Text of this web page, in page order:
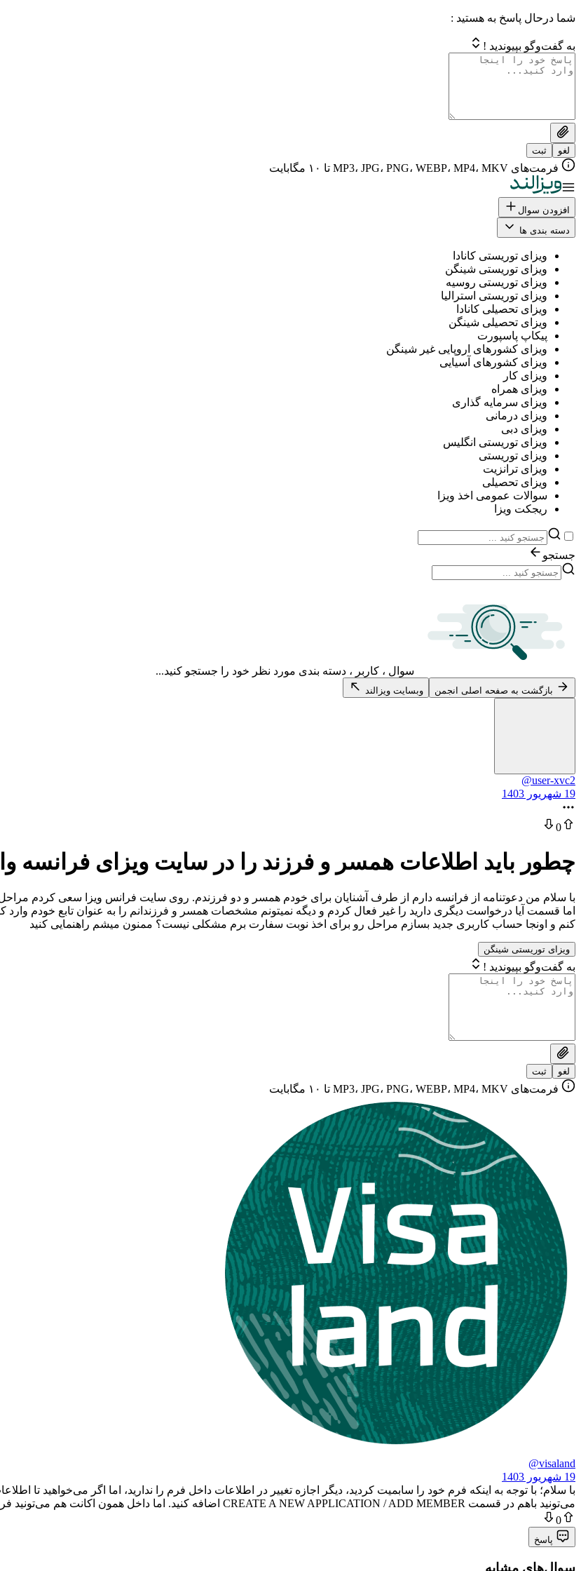
شما درحال پاسخ به هستید :
به گفت‌وگو بپیوندید !
لغو ثبت
فرمت‌های MP3، JPG، PNG، WEBP، MP4، MKV تا ۱۰ مگابایت
افزودن سوال
دسته بندی ها
ویزای توریستی کانادا
ویزای توریستی شینگن
ویزای توریستی روسیه
ویزای توریستی استرالیا
ویزای تحصیلی کانادا
ویزای تحصیلی شینگن
پیکاپ پاسپورت
ویزای کشورهای اروپایی غیر شینگن
ویزای کشورهای آسیایی
ویزای کار
ویزای همراه
ویزای سرمایه گذاری
ویزای درمانی
ویزای دبی
ویزای توریستی انگلیس
ویزای توریستی
ویزای ترانزیت
ویزای تحصیلی
سوالات عمومی اخذ ویزا
ریجکت ویزا
جستجو
سوال ، کاربر ، دسته بندی مورد نظر خود را جستجو کنید...
بازگشت به صفحه اصلی انجمن وبسایت ویزالند
@user-xvc2
19 شهریور 1403
0
چطور باید اطلاعات همسر و فرزند را در سایت ویزای فرانسه
با سلام من دعوتنامه از فرانسه دارم از طرف آشنایان برای خودم همسر و‌ دو فرزندم. روی سایت فرانس ویزا سعی کردم
کنم و اونجا حساب کاربری جدید بسازم ‌‌مراحل رو برای اخذ نوبت سفارت برم مشکلی نیست؟ ممنون میشم راهنمایی کنید
ویزای توریستی شینگن
به گفت‌وگو بپیوندید !
لغو ثبت
فرمت‌های MP3، JPG، PNG، WEBP، MP4، MKV تا ۱۰ مگابایت
@visaland
19 شهریور 1403
می‌تونید باهم در قسمت CREATE A NEW APPLICATION / ADD MEMBER اضافه کنید. اما داخل همون اکانت هم می‌تونید فرم همسر و فرزند را سابمیت کنید و نیاز به ساخت اکانت جدید ندارید.
0
پاسخ
سوال‌های مشابه